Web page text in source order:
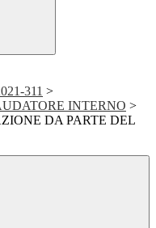
311 >
INTERNO >
DA PARTE DEL